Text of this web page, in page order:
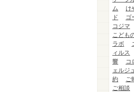
ム
け
ド
ゴ
コジマ
こども
ラボ
ィルス
響
コ
ェルジ
約
ご
ご相談